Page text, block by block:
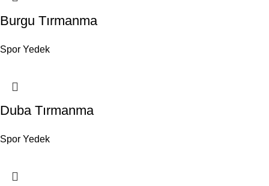
Burgu Tırmanma
Spor Yedek
Duba Tırmanma
Spor Yedek